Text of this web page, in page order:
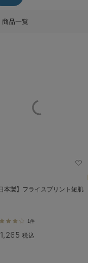
商品一覧
本製】フライスプリント短肌
1件
税込